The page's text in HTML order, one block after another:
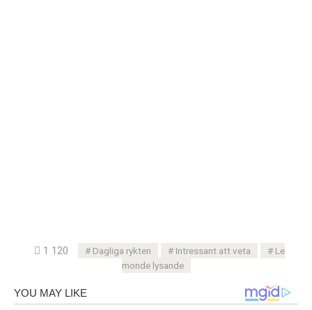
1 120 Dagliga rykten Intressant att veta
Le
monde lysande